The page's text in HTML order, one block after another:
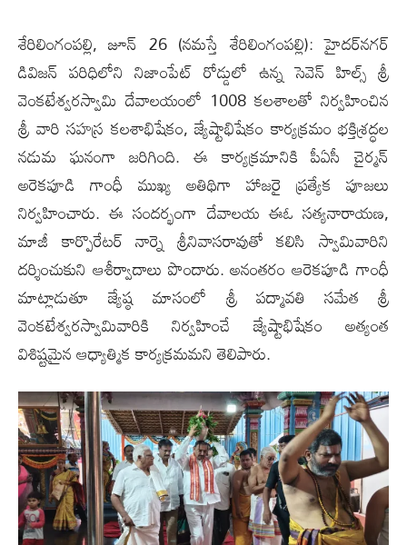
శేరిలింగంపల్లి, జూన్ 26 (న‌మ‌స్తే శేరిలింగంపల్లి): హైదర్‌నగర్
డివిజన్ పరిధిలోని నిజాంపేట్ రోడ్డులో ఉన్న సెవెన్ హిల్స్ శ్రీ
వెంకటేశ్వరస్వామి దేవాలయంలో 1008 కలశాలతో నిర్వహించిన
శ్రీ వారి సహస్ర కలశాభిషేకం, జ్యేష్టాభిషేకం కార్యక్రమం భక్తిశ్రద్ధల
న‌డుమ‌ ఘనంగా జరిగింది. ఈ కార్యక్రమానికి పీఏసీ చైర్మన్
అరెకపూడి గాంధీ ముఖ్య అతిథిగా హాజరై ప్రత్యేక పూజలు
నిర్వహించారు. ఈ సందర్భంగా దేవాలయ ఈఓ సత్యనారాయణ,
మాజీ కార్పొరేటర్ నార్నె శ్రీనివాసరావుతో కలిసి స్వామివారిని
దర్శించుకుని ఆశీర్వాదాలు పొందారు. అనంతరం ఆరెకపూడి గాంధీ
మాట్లాడుతూ జ్యేష్ఠ మాసంలో శ్రీ పద్మావతి సమేత శ్రీ
వెంకటేశ్వరస్వామివారికి నిర్వహించే జ్యేష్టాభిషేకం అత్యంత
విశిష్టమైన ఆధ్యాత్మిక కార్యక్రమమని తెలిపారు.